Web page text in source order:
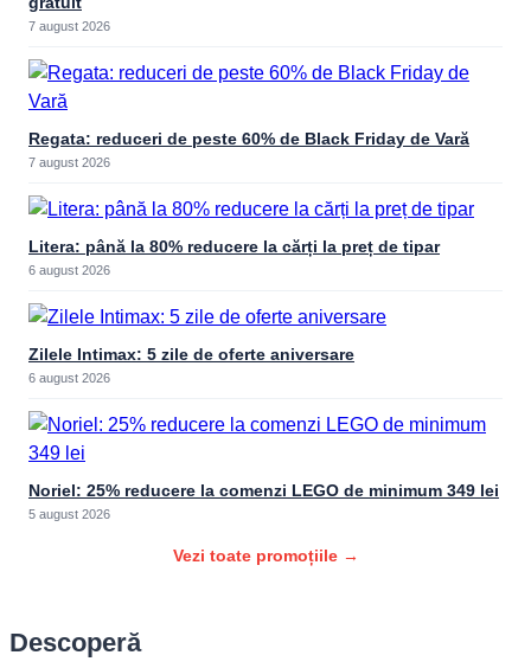
7 august 2026
Regata: reduceri de peste 60% de Black Friday de Vară
7 august 2026
Litera: până la 80% reducere la cărți la preț de tipar
6 august 2026
Zilele Intimax: 5 zile de oferte aniversare
6 august 2026
Noriel: 25% reducere la comenzi LEGO de minimum 349 lei
5 august 2026
Vezi toate promoțiile →
Descoperă